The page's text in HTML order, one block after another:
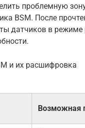
проблемную
BSM. После
датчиков в
и их расшифровка
Возможная